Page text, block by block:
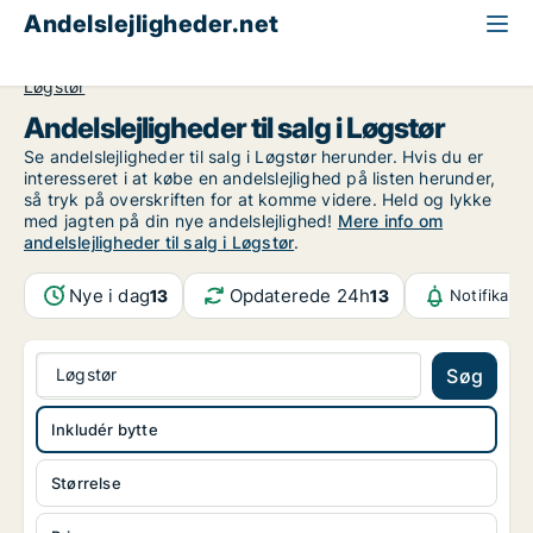
Andelslejligheder.net
Løgstør
Andelslejligheder til salg i Løgstør
Se andelslejligheder til salg i Løgstør herunder. Hvis du er
interesseret i at købe en andelslejlighed på listen herunder,
så tryk på overskriften for at komme videre. Held og lykke
med jagten på din nye andelslejlighed! Mere info om
andelslejligheder til salg i Løgstør.
Nye i dag13 Opdaterede 24h13
Løgstør Søg
Størrelse
Inkludér bytte